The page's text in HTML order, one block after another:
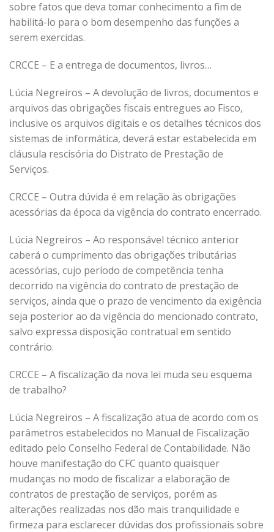
sobre fatos que deva tomar conhecimento a fim de
habilitá-lo para o bom desempenho das funções a
serem exercidas.
CRCCE – E a entrega de documentos, livros…
Lúcia Negreiros – A devolução de livros, documentos e
arquivos das obrigações fiscais entregues ao Fisco,
inclusive os arquivos digitais e os detalhes técnicos dos
sistemas de informática, deverá estar estabelecida em
cláusula rescisória do Distrato de Prestação de
Serviços.
CRCCE – Outra dúvida é em relação às obrigações
acessórias da época da vigência do contrato encerrado.
Lúcia Negreiros – Ao responsável técnico anterior
caberá o cumprimento das obrigações tributárias
acessórias, cujo período de competência tenha
decorrido na vigência do contrato de prestação de
serviços, ainda que o prazo de vencimento da exigência
seja posterior ao da vigência do mencionado contrato,
salvo expressa disposição contratual em sentido
contrário.
CRCCE – A fiscalização da nova lei muda seu esquema
de trabalho?
Lúcia Negreiros – A fiscalização atua de acordo com os
parâmetros estabelecidos no Manual de Fiscalização
editado pelo Conselho Federal de Contabilidade. Não
houve manifestação do CFC quanto quaisquer
mudanças no modo de fiscalizar a elaboração de
contratos de prestação de serviços, porém as
alterações realizadas nos dão mais tranquilidade e
firmeza para esclarecer dúvidas dos profissionais sobre